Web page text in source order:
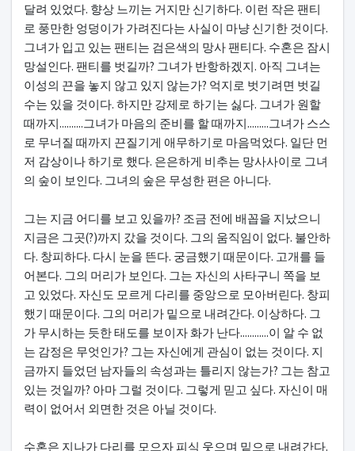
달려 있었다. 향상 느끼는 거지만 신기하다. 이런 작은 팬티
로 풍만한 엉덩이가 가려진다는 사실이 마냥 신기한 것이다.
그녀가 입고 있는 팬티는 검은색의 망사 팬티다. 수혼은 잠시
망설인다. 팬티를 벗길까? 그녀가 반항하겠지. 아직 그녀는
이성의 끈을 놓지 않고 있지 않는가? 억지로 벗기려면 벗길
수는 있을 것이다. 하지만 강제로 하기는 싫다. 그녀가 원할
때까지..........그녀가 마음의 준비를 할 때까지.........그녀가 스스
로 무너질 때까지 끈질기게 애무하기로 마음먹었다. 일단 먼
저 감상이나 하기로 했다. 은은하게 비추는 망사사이로 그녀
의 숲이 보인다. 그녀의 숲은 무성한 편은 아니다.
그는 지금 어디를 보고 있을까? 조금 전에 배꼽을 지났으니
지금은 그곳(?)까지 갔을 것이다. 그의 움직임이 없다. 불안하
다. 창피하다. 다시 눈을 뜬다. 궁금했기 때문이다. 고개를 들
어본다. 그의 머리가 보인다. 그는 자신의 사타구니 쪽을 보
고 있었다. 자신도 모르게 다리를 중앙으로 모아버린다. 창피
했기 때문이다. 그의 머리가 밑으로 내려간다. 이상하다. 그
가 무시하는 듯한 태도를 보이자 화가 난다............이 알 수 없
는 감정은 무엇인가? 그는 자신에게 관심이 없는 것이다. 지
금까지 들었던 남자들의 속성과는 틀리지 않는가? 그는 참고
있는 것일까? 아마 그럴 것이다. 그렇게 믿고 싶다. 자신이 매
력이 없어서 외면한 것은 아닐 것이다.
수혼은 지나가 다리를 모으자 피식 웃으며 밑으로 내려간다.